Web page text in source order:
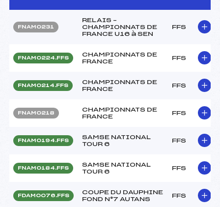
FNAM0231
RELAIS –
CHAMPIONNATS DE
FRANCE U16 à SEN
FFS
FNAM0224.FFS
CHAMPIONNATS DE
FRANCE
FFS
FNAM0214.FFS
CHAMPIONNATS DE
FRANCE
FFS
FNAM0218
CHAMPIONNATS DE
FRANCE
FFS
FNAM0194.FFS
SAMSE NATIONAL
TOUR 6
FFS
FNAM0184.FFS
SAMSE NATIONAL
TOUR 6
FFS
FDAM0076.FFS
COUPE DU DAUPHINE
FOND N°7 AUTANS
FFS